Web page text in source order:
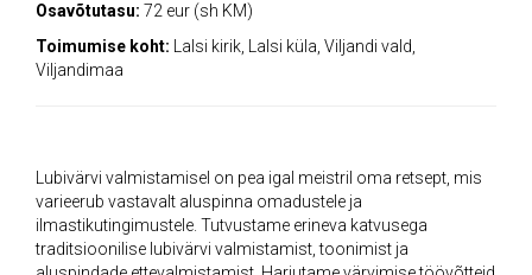
Osavõtutasu: 72 eur (sh KM)
Toimumise koht: Lalsi kirik, Lalsi küla, Viljandi vald,
Viljandimaa
Lubivärvi valmistamisel on pea igal meistril oma retsept, mis
varieerub vastavalt aluspinna omadustele ja
ilmastikutingimustele. Tutvustame erineva katvusega
traditsioonilise lubivärvi valmistamist, toonimist ja